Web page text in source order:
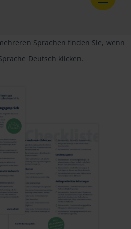
Sprachen finden Sie, wenn
Deutsch klicken.